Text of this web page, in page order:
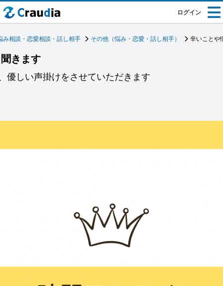
ログイン
み相談・恋愛相談・話し相手 その他（悩み・恋愛・話し相手） 辛いことや
きます
優しい声掛けをさせていただきます